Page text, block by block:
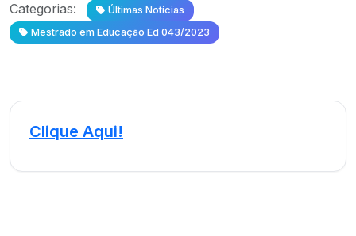
Categorias:
Últimas Notícias
Mestrado em Educação Ed 043/2023
Clique Aqui!